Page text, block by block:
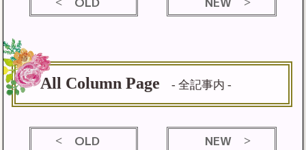
All Column Page - 全記事内 -
OLD NEW